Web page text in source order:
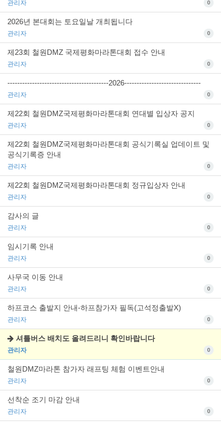
관리자 0
2026년 본대회는 토요일날 개최됩니다
관리자 0
제23회 철원DMZ 국제평화마라톤대회 접수 안내
관리자 0
-----------------------------------------2026-------------------------------
관리자 0
제22회 철원DMZ국제평화마라톤대회 연대별 입상자 공지
관리자 0
제22회 철원DMZ국제평화마라톤대회 공식기록실 업데이트 및
공식기록증 안내
관리자 0
제22회 철원DMZ국제평화마라톤대회 정규입상자 안내
관리자 0
감사의 글
관리자 0
임시기록 안내
관리자 0
사무국 이동 안내
관리자 0
하프코스 출발지 안내-하프참가자 필독(고석정출발X)
관리자 0
셔틀버스 배치도 올려드리니 확인바랍니다
관리자 0
철원DMZ마라톤 참가자 래프팅 체험 이벤트안내
관리자 0
선착순 조기 마감 안내
관리자 0